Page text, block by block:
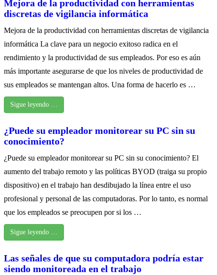
Mejora de la productividad con herramientas
discretas de vigilancia informática
Mejora de la productividad con herramientas discretas de vigilancia
informática La clave para un negocio exitoso radica en el
rendimiento y la productividad de sus empleados. Por eso es aún
más importante asegurarse de que los niveles de productividad de
sus empleados se mantengan altos. Una forma de hacerlo es …
Sigue leyendo …
¿Puede su empleador monitorear su PC sin su
conocimiento?
¿Puede su empleador monitorear su PC sin su conocimiento? El
aumento del trabajo remoto y las políticas BYOD (traiga su propio
dispositivo) en el trabajo han desdibujado la línea entre el uso
profesional y personal de las computadoras. Por lo tanto, es normal
que los empleados se preocupen por si los …
Sigue leyendo …
Las señales de que su computadora podría estar
siendo monitoreada en el trabajo